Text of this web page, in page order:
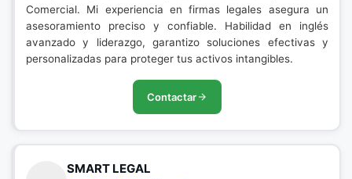
Comercial. Mi experiencia en firmas legales asegura un
asesoramiento preciso y confiable. Habilidad en inglés
avanzado y liderazgo, garantizo soluciones efectivas y
personalizadas para proteger tus activos intangibles.
Contactar
SMART LEGAL